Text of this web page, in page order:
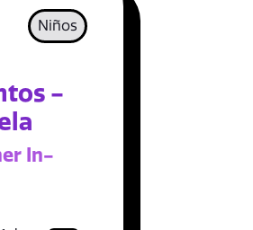
Niños
-
In-